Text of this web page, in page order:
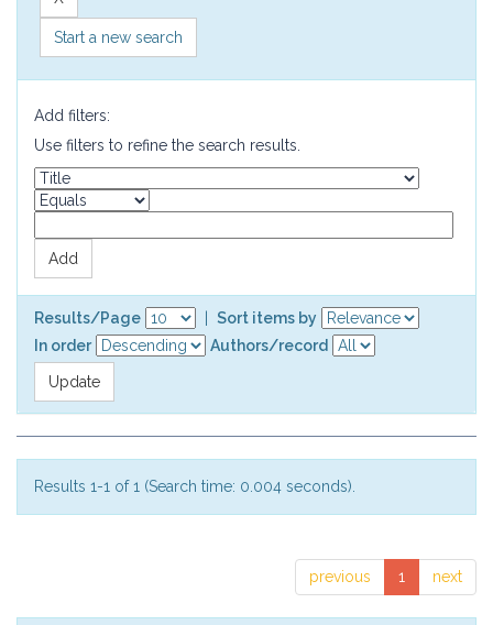
Start a new search
Add filters:
Use filters to refine the search results.
Results/Page
Sort items by
In order
Authors/record
Results 1-1 of 1 (Search time: 0.004 seconds).
previous 1 next